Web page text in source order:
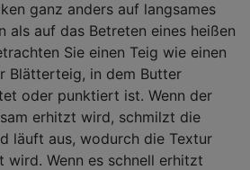
ganz anders auf langsames
als auf das Betreten eines heißen
Sie einen Teig wie einen
Blätterteig, in dem Butter
oder punktiert ist. Wenn der
erhitzt wird, schmilzt die
läuft aus, wodurch die Textur
wird. Wenn es schnell erhitzt